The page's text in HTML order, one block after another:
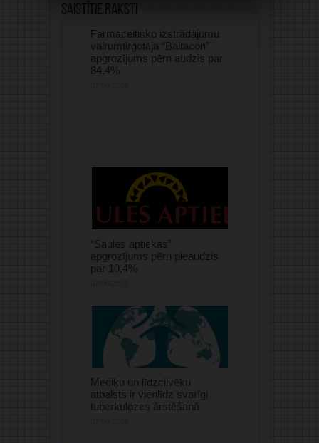
Saistītie raksti
Farmaceitisko izstrādājumu
vairumtirgotāja “Baltacon”
apgrozījums pērn audzis par
84,4%
“Saules aptiekas”
apgrozījums pērn pieaudzis
par 10,4%
Mediķu un līdzcilvēku
atbalsts ir vienlīdz svarīgi
tuberkulozes ārstēšanā